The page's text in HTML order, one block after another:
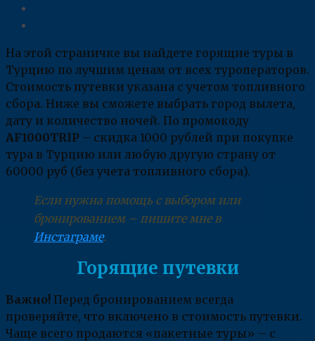
На этой страничке вы найдете горящие туры в
Турцию по лучшим ценам от всех туроператоров.
Стоимость путевки указана с учетом топливного
сбора. Ниже вы сможете выбрать город вылета,
дату и количество ночей. По промокоду
AF1000TRIP – скидка 1000 рублей при покупке
тура в Турцию или любую другую страну от
60000 руб (без учета топливного сбора).
Если нужна помощь с выбором или
бронированием – пишите мне в
Инстаграме.
Горящие путевки
Важно! Перед бронированием всегда
проверяйте, что включено в стоимость путевки.
Чаще всего продаются «пакетные туры» – с